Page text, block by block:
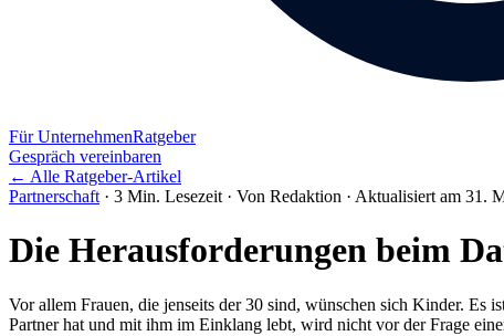
Für UnternehmenRatgeber
Gespräch vereinbaren
← Alle Ratgeber-Artikel
Partnerschaft · 3 Min. Lesezeit · Von Redaktion · Aktualisiert am 31.
Die Herausforderungen beim
Vor allem Frauen, die jenseits der 30 sind, wünschen sich Kinder. Es
Partner hat und mit ihm im Einklang lebt, wird nicht vor der Frage